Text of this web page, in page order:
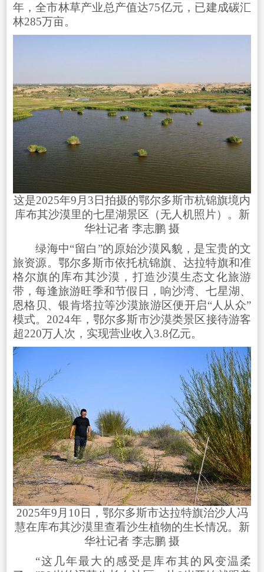
年，全市林草产业总产值达75亿元，已建成碳汇
林285万亩。
这是2025年9月3日拍摄的鄂尔多斯市杭锦旗境内
库布其沙漠里的七星湖景区（无人机照片）。新
华社记者 李志鹏 摄
绿海中“留白”的原始沙漠风貌，是宝贵的文
旅资源。鄂尔多斯市依托杭锦旗、达拉特旗和准
格尔旗的库布其沙漠，打造沙漠生态文化旅游
带，每逢旅游旺季和节假日，响沙湾、七星湖、
恩格贝、银肯塔拉等沙漠旅游区便开启“人从众”
模式。2024年，鄂尔多斯市沙漠类景区接待游客
超220万人次，实现营业收入3.8亿元。
2025年9月10日，鄂尔多斯市达拉特旗治沙人冯
慧在库布其沙漠里查看沙生植物的生长情况。新
华社记者 李志鹏 摄
“这几年最大的感受是库布其的风变温柔